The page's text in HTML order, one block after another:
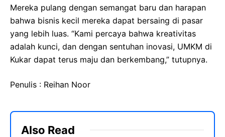
Mereka pulang dengan semangat baru dan harapan
bahwa bisnis kecil mereka dapat bersaing di pasar
yang lebih luas. “Kami percaya bahwa kreativitas
adalah kunci, dan dengan sentuhan inovasi, UMKM di
Kukar dapat terus maju dan berkembang,” tutupnya.
Penulis : Reihan Noor
Also Read